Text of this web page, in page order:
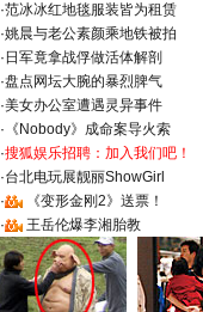
·范冰冰红地毯服装皆为租赁
·姚晨与老公素颜乘地铁被拍
· 日军竟拿战俘做活体解剖
·盘点网坛大腕的暴烈脾气
·美女办公室遭遇灵异事件
· 《Nobody》成命案导火索
·搜狐娱乐招聘：加入我们吧！
·台北电玩展靓丽ShowGirl
·
《变形金刚2》送票！
·
王岳伦爆李湘胎教